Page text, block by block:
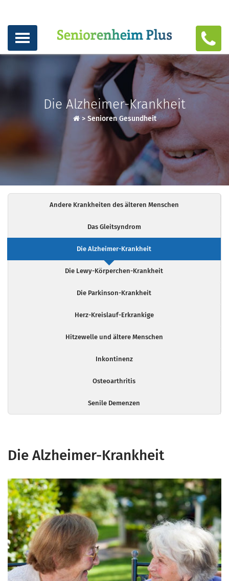
Die Alzheimer-Krankheit
> Senioren Gesundheit
Andere Krankheiten des älteren Menschen
Das Gleitsyndrom
Die Alzheimer-Krankheit
Die Lewy-Körperchen-Krankheit
Die Parkinson-Krankheit
Herz-Kreislauf-Erkrankige
Hitzewelle und ältere Menschen
Inkontinenz
Osteoarthritis
Senile Demenzen
Die Alzheimer-Krankheit